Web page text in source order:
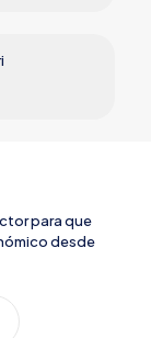
para que
desde